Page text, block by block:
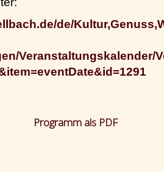
de/
Veranstaltungskalender/
Programm als PDF